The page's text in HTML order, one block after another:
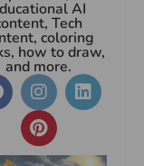
AI
Tech
coloring
how to draw,
and more.